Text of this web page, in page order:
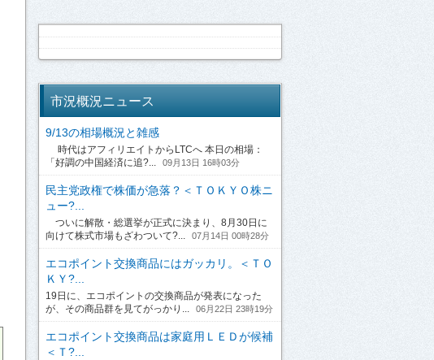
市況概況ニュース
9/13の相場概況と雑感
時代はアフィリエイトからLTCへ 本日の相場：
「好調の中国経済に追?...
09月13日 16時03分
民主党政権で株価が急落？＜ＴＯＫＹＯ株ニ
ュー?...
ついに解散・総選挙が正式に決まり、8月30日に
向けて株式市場もざわついて?...
07月14日 00時28分
エコポイント交換商品にはガッカリ。＜ＴＯ
ＫＹ?...
19日に、エコポイントの交換商品が発表になった
が、その商品群を見てがっかり...
06月22日 23時19分
エコポイント交換商品は家庭用ＬＥＤが候補
＜Ｔ?...